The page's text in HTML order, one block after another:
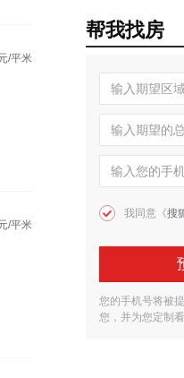
/平米
/平米
帮我找房
我同意《搜
您的手机号将被
您，并为您定制